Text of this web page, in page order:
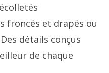
froncés et drapés ou
détails conçus
de chaque